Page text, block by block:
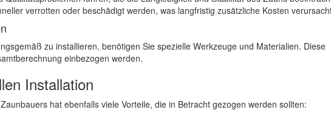
verrotten oder beschädigt werden, was langfristig zusätzliche Kosten
zu installieren, benötigen Sie spezielle Werkzeuge und Materialien. Diese
einbezogen werden.
Installation
hat ebenfalls viele Vorteile, die in Betracht gezogen werden sollten: